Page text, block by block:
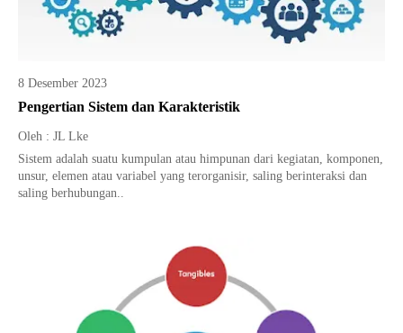
8 Desember 2023
Pengertian Sistem dan Karakteristik
Oleh : JL Lke
Sistem adalah suatu kumpulan atau himpunan dari kegiatan, komponen,
unsur, elemen atau variabel yang terorganisir, saling berinteraksi dan
saling berhubungan..